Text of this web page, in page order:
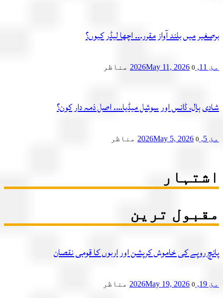
میں بلند آواز مقرر۔۔۔ اچھا لیڈر کیوں؟
May 11, 2026 مناظر
ہال، ڈانس اور سوشل میڈیا…. اصل ذمہ دار کون؟
May 5, 2026 0 مناظر
ترین
روپے کی خاموش کرپشن اور اربوں کا قومی نقصان
May 19, 2026 0 مناظر